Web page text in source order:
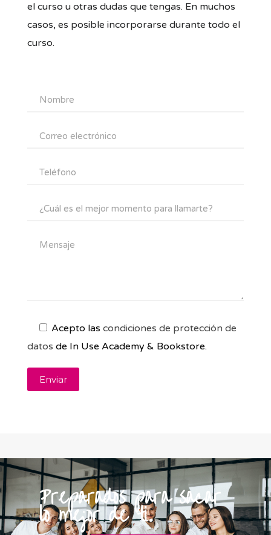
el curso u otras dudas que tengas. En muchos
casos, es posible incorporarse durante todo el
curso.
Acepto las condiciones de protección de
datos de In Use Academy & Bookstore.
Preparados para sacar
lo mejor de ti.